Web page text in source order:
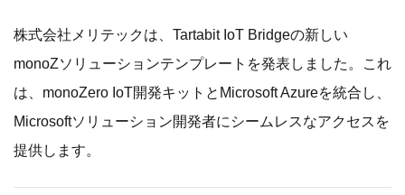
株式会社メリテックは、Tartabit IoT Bridgeの新しい
monoZソリューションテンプレートを発表しました。これ
は、monoZero IoT開発キットとMicrosoft Azureを統合し、
Microsoftソリューション開発者にシームレスなアクセスを
提供します。